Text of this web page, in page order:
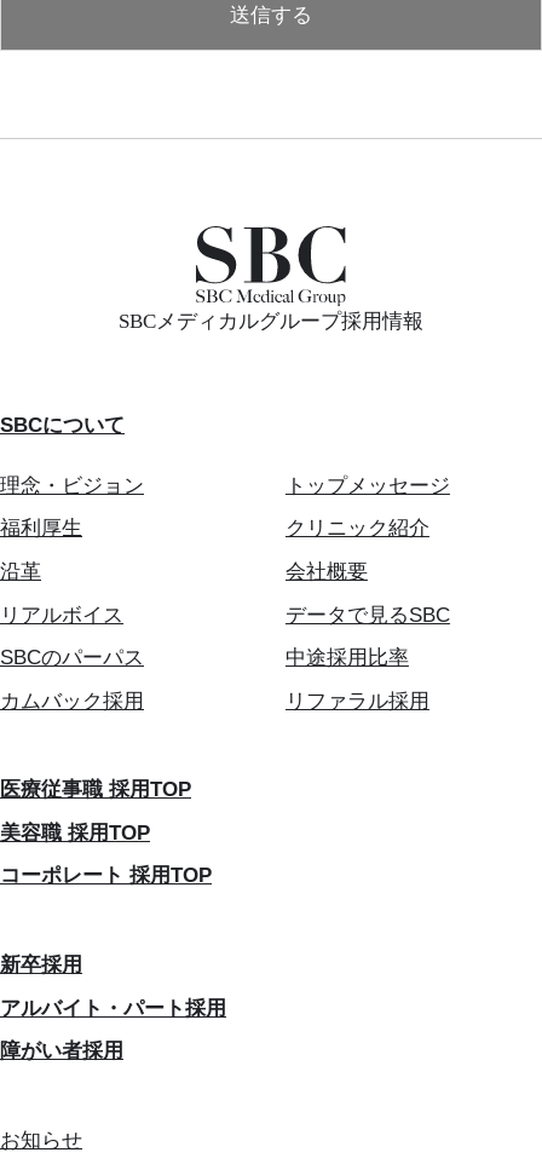
送信する
SBCメディカルグループ採用情報
SBCについて
理念・ビジョン
トップメッセージ
福利厚生
クリニック紹介
沿革
会社概要
リアルボイス
データで見るSBC
SBCのパーパス
中途採用比率
カムバック採用
リファラル採用
医療従事職 採用TOP
美容職 採用TOP
コーポレート 採用TOP
新卒採用
アルバイト・パート採用
障がい者採用
お知らせ